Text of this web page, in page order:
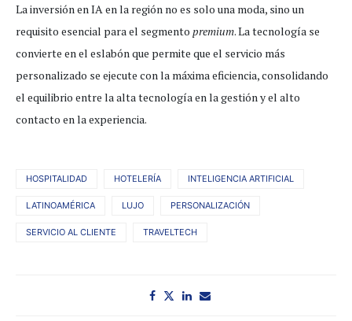
La inversión en IA en la región no es solo una moda, sino un
requisito esencial para el segmento premium. La tecnología se
convierte en el eslabón que permite que el servicio más
personalizado se ejecute con la máxima eficiencia, consolidando
el equilibrio entre la alta tecnología en la gestión y el alto
contacto en la experiencia.
HOSPITALIDAD HOTELERÍA INTELIGENCIA ARTIFICIAL
LATINOAMÉRICA LUJO PERSONALIZACIÓN
SERVICIO AL CLIENTE TRAVELTECH